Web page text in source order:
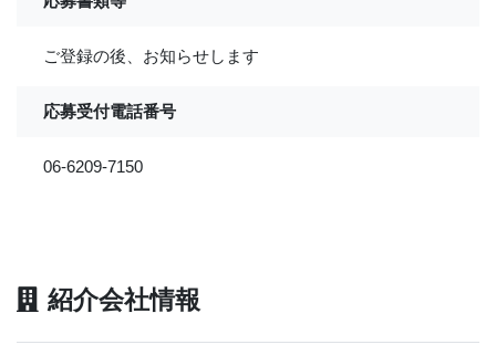
ご登録の後、お知らせします
応募受付電話番号
06-6209-7150
紹介会社情報